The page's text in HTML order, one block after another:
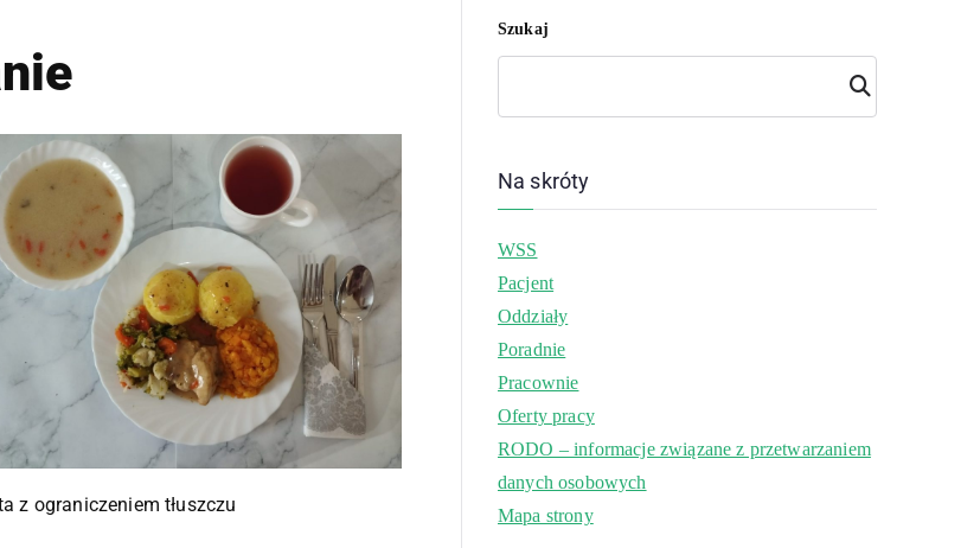
z ograniczeniem tłuszczu
Szukaj
Szuk
aj
Na skróty
WSS
Pacjent
Oddziały
Poradnie
Pracownie
Oferty pracy
RODO – informacje związane z przetwarzaniem
danych osobowych
Mapa strony